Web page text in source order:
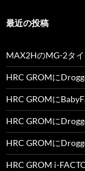
最近の投稿
MAX2HのMG-2タ
HRC GROMに
HRC GROMに
HRC GROMに
HRC GROMに
HRC GROM i-